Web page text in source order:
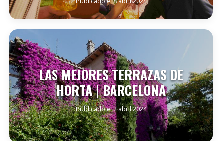
LAS MEJORES TERRAZAS DE
HORTA | BARCELONA
Publicado el 2 abril 2024